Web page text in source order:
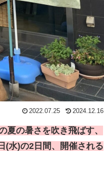
2022.07.25 2024.12.16
の暑さを吹き飛ばす、
(水)の2日間、開催される